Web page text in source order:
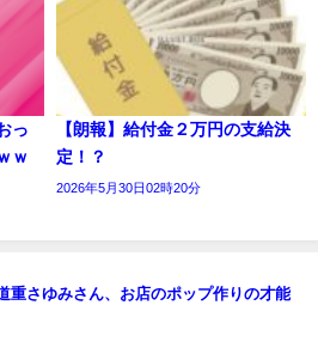
っ
ｗ
【朗報】給付金２万円の支給決
定！？
2026年5月30日02時20分
重さゆみさん、お店のポップ作りの才能